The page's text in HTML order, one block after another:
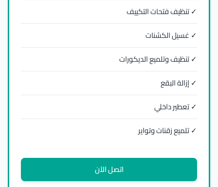
✓ تنظيف فتحات التكييف
✓ غسيل الكشنات
✓ تنظيف وتلميع الديكورات
✓ إزالة البقع
✓ تعطير داخلي
✓ تلميع زقنات وتواير
اتصل الآن